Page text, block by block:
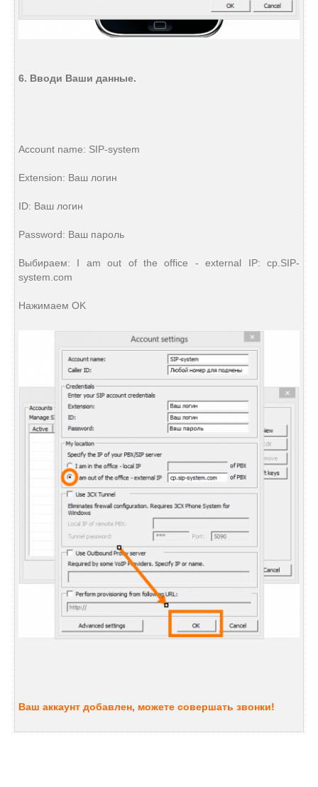
6. Вводи Ваши данные.
Account name: SIP-system
Extension: Ваш логин
ID: Ваш логин
Password: Ваш пароль
Выбираем: I am out of the office - external IP: cp.SIP-
system.com
Нажимаем OK
Ваш аккаунт добавлен, можете совершать звонки!